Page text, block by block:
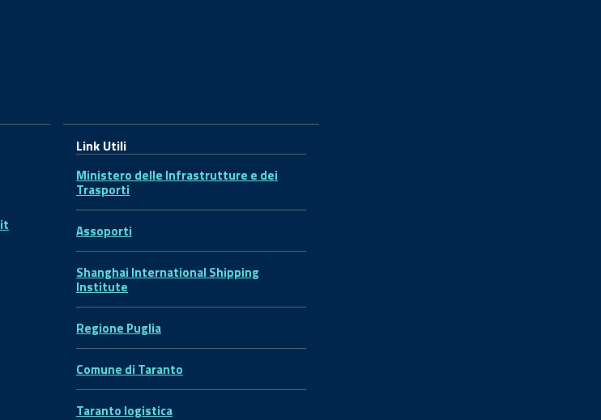
Link Utili
Ministero delle Infrastrutture e dei
Trasporti
Assoporti
Shanghai International Shipping
Institute
Regione Puglia
Comune di Taranto
Taranto logistica